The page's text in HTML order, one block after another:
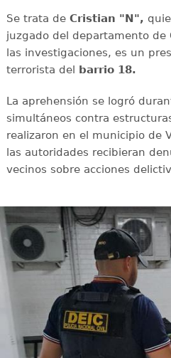
Se trata de Cristian "N",
juzgado del departamento
las investigaciones, es un
terrorista del barrio 18.
La aprehensión se logró
simultáneos contra
realizaron en el municipio de
las autoridades recibieran
vecinos sobre acciones